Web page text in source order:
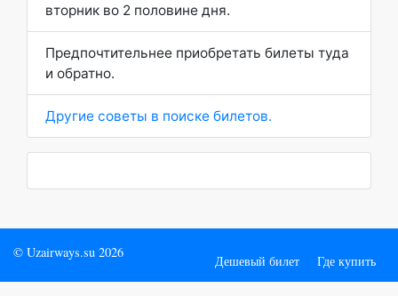
вторник во 2 половине дня.
Предпочтительнее приобретать билеты туда
и обратно.
Другие советы в поиске билетов.
© Uzairways.su 2026
Где купить
Дешевый билет